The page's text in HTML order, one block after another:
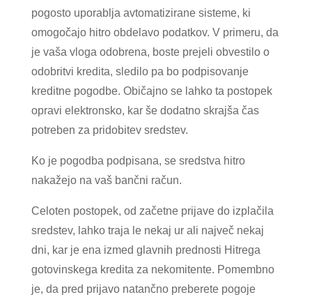
pogosto uporablja avtomatizirane sisteme, ki
omogočajo hitro obdelavo podatkov. V primeru, da
je vaša vloga odobrena, boste prejeli obvestilo o
odobritvi kredita, sledilo pa bo podpisovanje
kreditne pogodbe. Običajno se lahko ta postopek
opravi elektronsko, kar še dodatno skrajša čas
potreben za pridobitev sredstev.
Ko je pogodba podpisana, se sredstva hitro
nakažejo na vaš bančni račun.
Celoten postopek, od začetne prijave do izplačila
sredstev, lahko traja le nekaj ur ali največ nekaj
dni, kar je ena izmed glavnih prednosti Hitrega
gotovinskega kredita za nekomitente. Pomembno
je, da pred prijavo natančno preberete pogoje